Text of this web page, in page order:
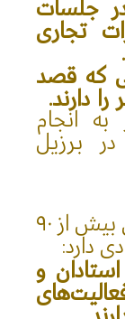
جلسات
تجاری
که قصد
دارند.
به انجام
برزیل
این ویزا برزیل برای اقامت‌های بیش از ۹۰
دارد:
و